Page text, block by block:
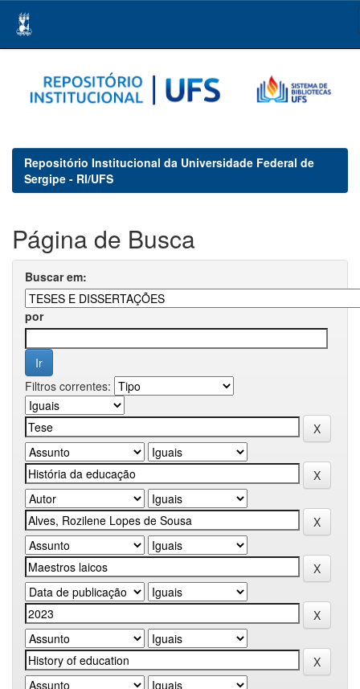
navigation
Repositório Institucional da Universidade Federal de
Sergipe - RI/UFS
Página de Busca
Buscar em:
por
Filtros correntes: